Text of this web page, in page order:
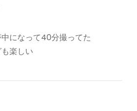
になって40分撮ってた
楽しい